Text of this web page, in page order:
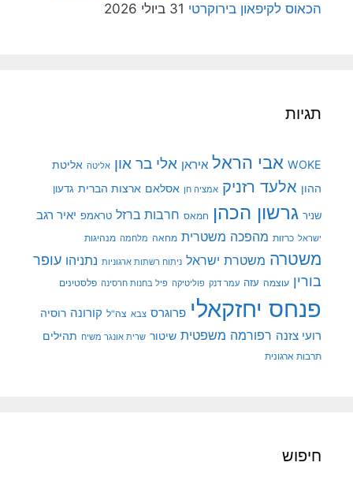
הכאוס לקיפאון בירוקרטי 31 ביולי 2026
תגיות
WOKE אבי הראל איראן אלי בר און אליטה אליטת
ההון אלעד רזניק אמציה חן אסלאם ארצות הברית גדעון
שניר גרשון הכהן חמאס חרבות ברזל טראמפ יאיר רגב
ישראל כרזות מהפכה משטרית מחאה מלחמה מנהיגות
משטרה משטרת ישראל ניתוח רשתות ארגוניות נתניהו עופר
בורין עוצמה עזה עמר דנק פוליטיקה פיל בחנות חרסינה פלסטינים
פנחס יחזקאלי פרוגרס צבא צה"ל קורונה רוסיה
רועי צזנה רפורמה משפטית שיטור שרית אונגר משיח תהילים
תרבות ארגונית
חיפוש